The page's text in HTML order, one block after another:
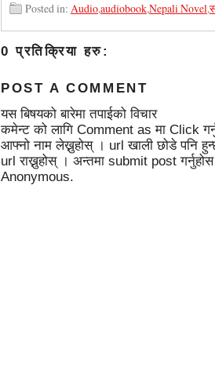
Posted in: Audio,audiobook,Nepali Novel,
0 प्रतिक्रिया हरु:
POST A COMMENT
यस बिषयको बारेमा तपाईको विचार
कमेन्ट को लागि Comment as मा Click
आफ्नो नाम लेख्नुहोस् । url खाली छोडे पनि
url राख्नुहोस् । अन्तमा submit post
Anonymous.